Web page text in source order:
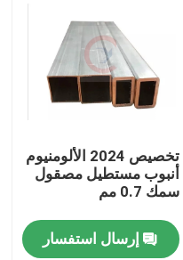
تخصيص 2024 الألومنيوم
أنبوب مستطيل مصقول
سمك 0.7 مم
إرسال استفسار